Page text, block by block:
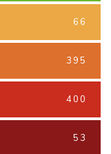
66
395
400
53